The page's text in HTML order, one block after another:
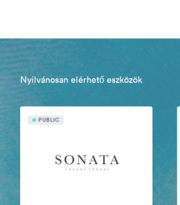
Nyilvánosan elérhető eszközök
PUBLIC